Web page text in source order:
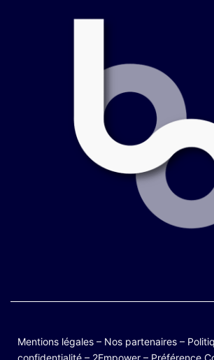
Mentions légales – Nos partenaires –
confidentialité – 2Empower – Préférence